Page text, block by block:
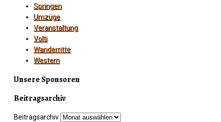
Springen
Umzüge
Veranstaltung
Volti
Wanderritte
Western
Unsere Sponsoren
Beitragsarchiv
Beitragsarchiv